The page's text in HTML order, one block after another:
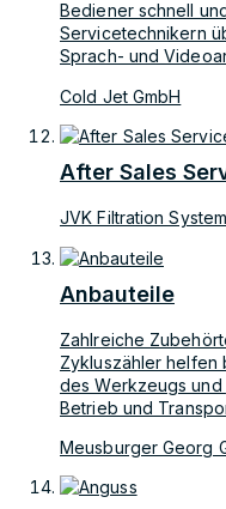
Bediener schnell
Servicetechnikern
Sprach- und
Cold Jet GmbH
After Sales
JVK Filtration
Anbauteile
Zahlreiche
Zykluszähler helfen
des Werkzeugs
Betrieb und
Meusburger Georg